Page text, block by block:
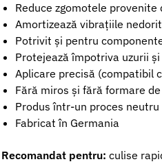
Reduce zgomotele provenite
Amortizează vibrațiile
Potrivit și pentru
Protejează împotriva uzurii
Aplicare precisă (compatibil
Fără miros și fără formare
Produs într-un proces
Fabricat în Germania
Recomandat pentru: culise